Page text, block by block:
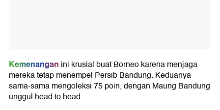
Kemenangan ini krusial buat Borneo karena menjaga
mereka tetap menempel Persib Bandung. Keduanya
sama-sama mengoleksi 75 poin, dengan Maung Bandung
unggul head to head.